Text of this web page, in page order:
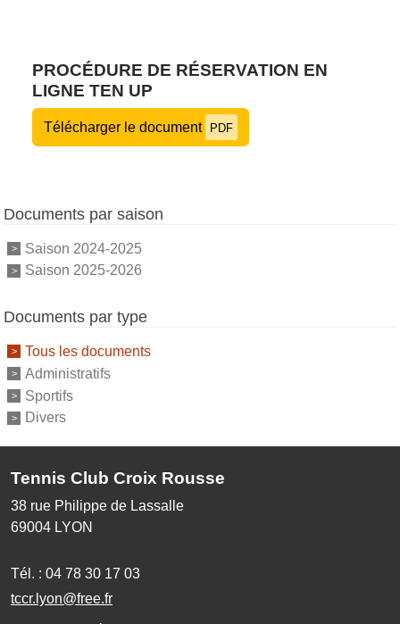
PROCÉDURE DE RÉSERVATION EN
LIGNE TEN UP
Télécharger le document PDF
Documents par saison
Saison 2024-2025
Saison 2025-2026
Documents par type
Tous les documents
Administratifs
Sportifs
Divers
Tennis Club Croix Rousse
38 rue Philippe de Lassalle
69004 LYON
Tél. : 04 78 30 17 03
tccr.lyon@free.fr